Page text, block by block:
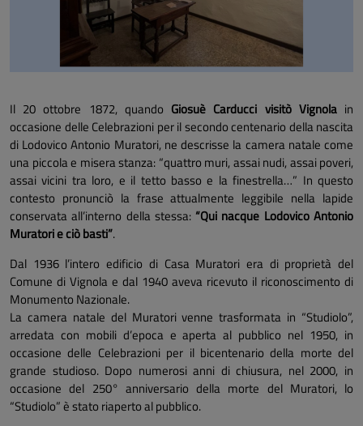
Il 20 ottobre 1872, quando Giosuè Carducci visitò Vignolain
occasione delle Celebrazioni per il secondo centenario della nascita
di Lodovico Antonio Muratori, ne descrisse la camera natale come
una piccola e misera stanza: “quattro muri, assai nudi, assai poveri,
assai vicini tra loro, e il tetto basso e la finestrella…” In questo
contesto pronunciò la frase attualmente leggibile nella lapide
conservata all’interno della stessa: “Qui nacque Lodovico Antonio
Muratori e ciò basti”.
Dal 1936 l’intero edificio di Casa Muratori era di proprietà del
Comune di Vignola e dal 1940 aveva ricevuto il riconoscimento di
Monumento Nazionale.
La camera natale del Muratori venne trasformata in “Studiolo”,
arredata con mobili d’epoca e aperta al pubblico nel 1950, in
occasione delle Celebrazioni per il bicentenario della morte del
grande studioso. Dopo numerosi anni di chiusura, nel 2000, in
occasione del 250° anniversario della morte del Muratori, lo
“Studiolo” è stato riaperto al pubblico.